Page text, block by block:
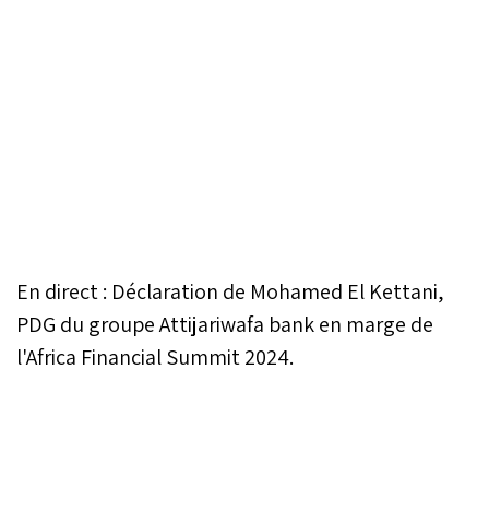
En direct : Déclaration de Mohamed El Kettani,
PDG du groupe Attijariwafa bank en marge de
l'Africa Financial Summit 2024.